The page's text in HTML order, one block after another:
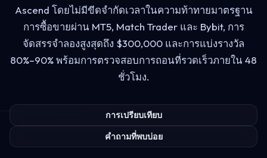
Ascend โดยไม่มีขีดจำกัดเวลาในความท้าทายมาตรฐาน
การซื้อขายผ่าน MT5, Match Trader และ Bybit, การ
จัดสรรจำลองสูงสุดถึง $300,000 และการแบ่งรางวัล
80%–90% พร้อมการตรวจสอบการถอนที่รวดเร็วภายใน 48
ชั่วโมง.
การเปรียบเทียบ
คำถามที่พบบ่อย